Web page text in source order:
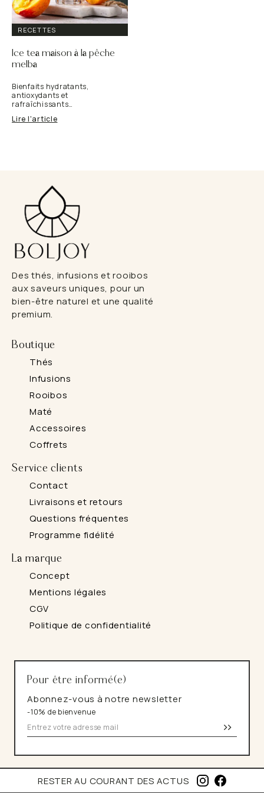
RECETTES
Ice tea maison à la pêche
melba
Bienfaits hydratants,
antioxydants et
rafraîchissants…
Lire l'article
Des thés, infusions et rooibos
aux saveurs uniques, pour un
bien-être naturel et une qualité
premium.
Boutique
Thés
Infusions
Rooibos
Maté
Accessoires
Coffrets
Service clients
Contact
Livraisons et retours
Questions fréquentes
Programme fidélité
La marque
Concept
Mentions légales
CGV
Politique de confidentialité
Pour être informé(e)
Abonnez-vous à notre newsletter
-10% de bienvenue
>>
RESTER AU COURANT DES ACTUS